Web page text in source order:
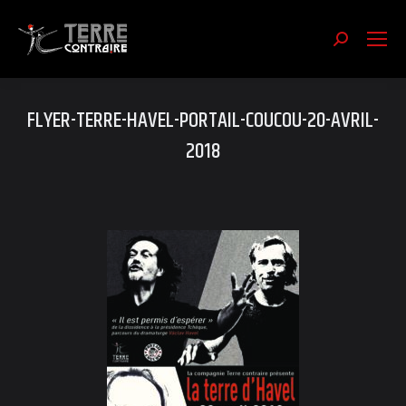
FLYER-TERRE-HAVEL-PORTAIL-COUCOU-20-AVRIL-
2018